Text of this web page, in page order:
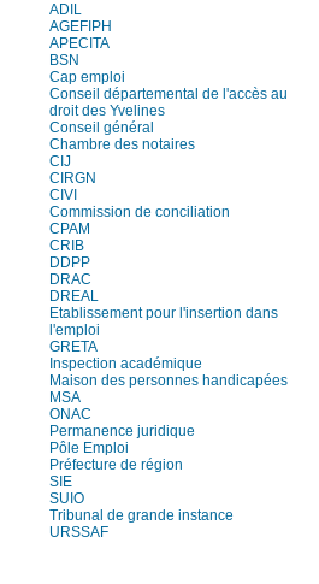
ADIL
AGEFIPH
APECITA
BSN
Cap emploi
Conseil départemental de l'accès au
droit des Yvelines
Conseil général
Chambre des notaires
CIJ
CIRGN
CIVI
Commission de conciliation
CPAM
CRIB
DDPP
DRAC
DREAL
Etablissement pour l'insertion dans
l'emploi
GRETA
Inspection académique
Maison des personnes handicapées
MSA
ONAC
Permanence juridique
Pôle Emploi
Préfecture de région
SIE
SUIO
Tribunal de grande instance
URSSAF